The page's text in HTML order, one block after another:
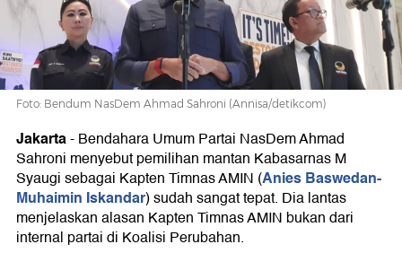
Partai
Foto: Bendum NasDem Ahmad Sahroni (Annisa/detikcom)
Jakarta-Bendahara Umum Partai NasDem Ahmad
Sahroni menyebut pemilihan mantan Kabasarnas M
Syaugi sebagai Kapten Timnas AMIN (Anies Baswedan-
Muhaimin Iskandar) sudah sangat tepat. Dia lantas
menjelaskan alasan Kapten Timnas AMIN bukan dari
internal partai di Koalisi Perubahan.